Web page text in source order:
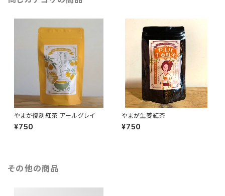
やまが復刻紅茶 アールグレイ
¥750
やまが生姜紅茶
¥750
その他の商品